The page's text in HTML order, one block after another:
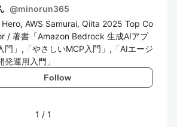
@minorun365
Hero, AWS Samurai, Qiita 2025 Top Co
/ 著書「Amazon Bedrock 生成AIアプ
門」,「やさしいMCP入門」,「AIエージ
発運用入門」
Follow
1 / 1